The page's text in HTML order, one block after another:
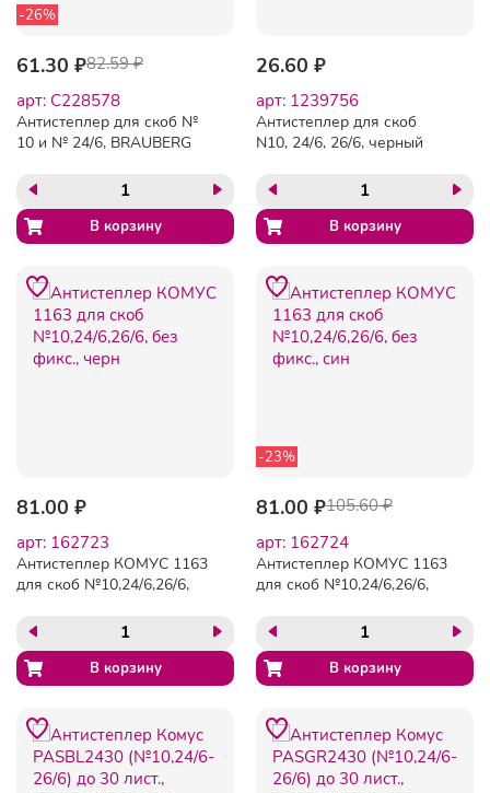
-26%
61.30 ₽82.59 ₽
арт: C228578
Антистеплер для скоб №
10 и № 24/6, BRAUBERG
черный, 228578
26.60 ₽
арт: 1239756
Антистеплер для скоб
N10, 24/6, 26/6, черный
81.00 ₽
арт: 162723
Антистеплер КОМУС 1163
для скоб №10,24/6,26/6,
-23%
81.00 ₽105.60 ₽
арт: 162724
Антистеплер КОМУС 1163
для скоб №10,24/6,26/6,